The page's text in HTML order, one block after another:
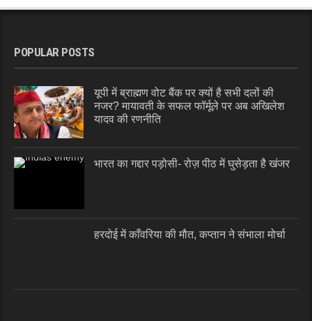
POPULAR POSTS
यूपी में ब्राह्मण वोट बैंक पर क्यों है सभी दलों की
नजर? मायावती के सफल फॉर्मूले पर अब अखिलेश
यादव की रणनीति
भारत का गद्दार पड़ोसी- रोज़ पीठ में घुसेड़ता है खंजर
हरदोई में काँवरिया की मौत, कप्तान ने संभाला मोर्चा